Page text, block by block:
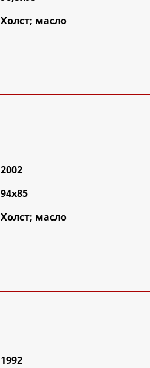
Холст; масло
2002
94х85
Холст; масло
1992